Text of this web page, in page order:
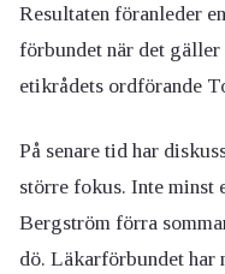
Resultaten föranleder
förbundet när det
etikrådets ordförande
På senare tid har
större fokus. Inte minst
Bergström förra
dö. Läkarförbundet har